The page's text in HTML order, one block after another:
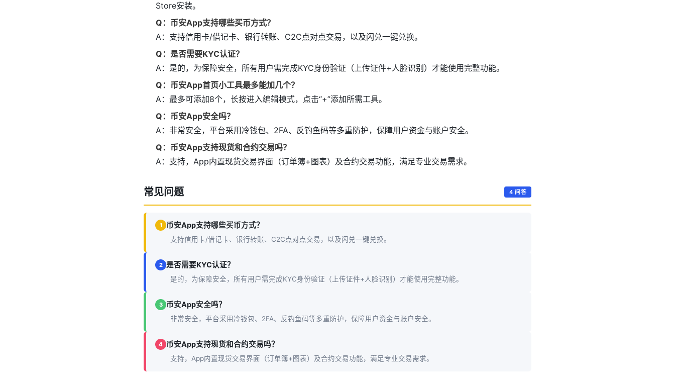
Store安装。
Q：币安App支持哪些买币方式？
A：支持信用卡/借记卡、银行转账、C2C点对点交易，以及闪兑一键兑换。
Q：是否需要KYC认证？
A：是的，为保障安全，所有用户需完成KYC身份验证（上传证件+人脸识别）才能使用完整功能。
Q：币安App首页小工具最多能加几个？
A：最多可添加8个，长按进入编辑模式，点击“+”添加所需工具。
Q：币安App安全吗？
A：非常安全，平台采用冷钱包、2FA、反钓鱼码等多重防护，保障用户资金与账户安全。
Q：币安App支持现货和合约交易吗？
A：支持，App内置现货交易界面（订单簿+图表）及合约交易功能，满足专业交易需求。
常见问题 4 问答
1 币安App支持哪些买币方式？
支持信用卡/借记卡、银行转账、C2C点对点交易，以及闪兑一键兑换。
2 是否需要KYC认证？
是的，为保障安全，所有用户需完成KYC身份验证（上传证件+人脸识别）才能使用完整功能。
3 币安App安全吗？
非常安全，平台采用冷钱包、2FA、反钓鱼码等多重防护，保障用户资金与账户安全。
4 币安App支持现货和合约交易吗？
支持，App内置现货交易界面（订单簿+图表）及合约交易功能，满足专业交易需求。